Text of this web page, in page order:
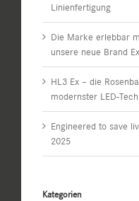
Linienfertigung
Die Marke erlebbar
unsere neue Brand
HL3 Ex – die
modernster LED-
Engineered to save
2025
Kategorien